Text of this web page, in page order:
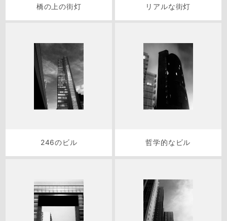
橋の上の街灯 リアルな街灯
246のビル 哲学的なビル